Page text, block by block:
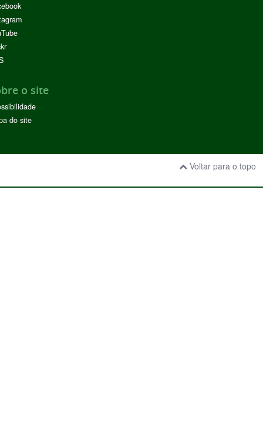
o site
do site
Voltar para o topo